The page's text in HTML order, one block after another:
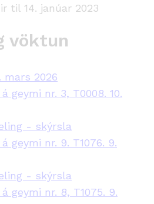
til 14. janúar 2023
vöktun
mars 2026
geymi nr. 3, T0008. 10.
- skýrsla
geymi nr. 9. T1076. 9.
- skýrsla
geymi nr. 8, T1075. 9.